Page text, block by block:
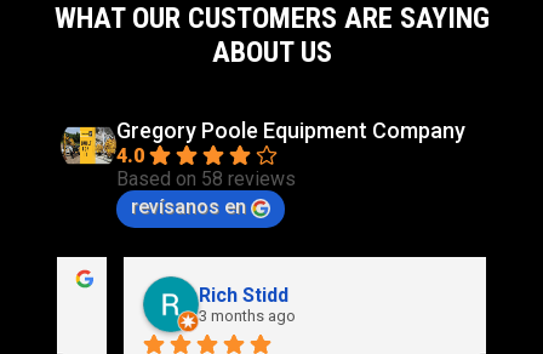
WHAT OUR CUSTOMERS ARE SAYING
ABOUT US
Gregory Poole Equipment Company
4.0
Based on 58 reviews
revísanos en
Rich Stidd
3 months ago